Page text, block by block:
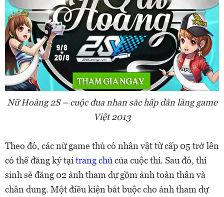
Nữ Hoàng 2S – cuộc đua nhan sắc hấp dẫn làng game
Việt 2013
Theo đó, các nữ game thủ có nhân vật từ cấp 05 trở lên
có thể đăng ký tạitrang chủcủa cuộc thi. Sau đó, thí
sinh sẽ đăng 02 ảnh tham dự gồm ảnh toàn thân và
chân dung. Một điều kiện bắt buộc cho ảnh tham dự